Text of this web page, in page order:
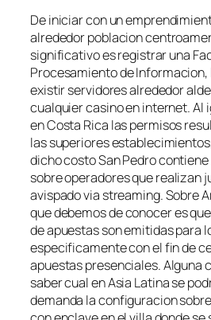
De iniciar con un
alrededor poblacion
significativo es registrar una
Procesamiento de
existir servidores alrededor
cualquier casino en internet. Al
en Costa Rica las permisos
las superiores
dicho costo San Pedro
sobre operadores que realizan
avispado via streaming. Sobre
que debemos de conocer es
de apuestas son emitidas para
especificamente con el fin de
apuestas presenciales. Alguna
saber cual en Asia Latina se
demanda la configuracion